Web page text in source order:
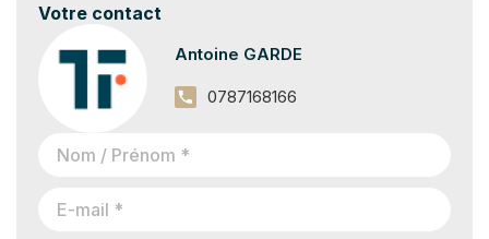
Votre contact
Antoine GARDE
0787168166